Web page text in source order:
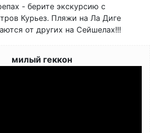
- берите экскурсию с
Курьез. Пляжи на Ла Диге
от других на Сейшелах!!!
милый геккон